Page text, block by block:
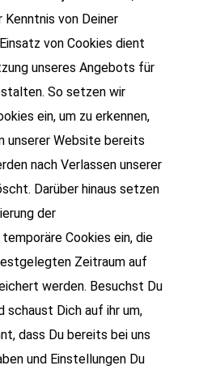
von Deiner
von Cookies dient
unseres Angebots für
So setzen wir
ein, um zu erkennen,
unserer Website bereits
nach Verlassen unserer
Darüber hinaus setzen
der
Cookies ein, die
Zeitraum auf
werden. Besuchst Du
schaust Dich auf ihr um,
dass Du bereits bei uns
und Einstellungen Du